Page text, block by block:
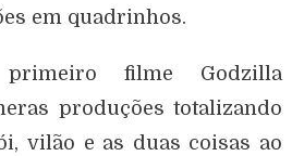
em quadrinhos.
filme Godzilla
produções totalizando
vilão e as duas coisas ao